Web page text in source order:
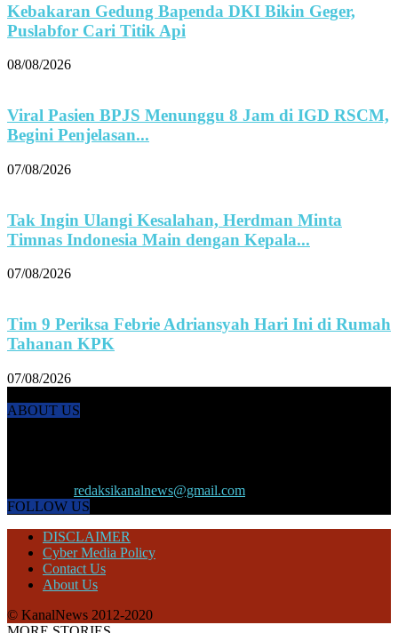
Kebakaran Gedung Bapenda DKI Bikin Geger,
Puslabfor Cari Titik Api
08/08/2026
Viral Pasien BPJS Menunggu 8 Jam di IGD RSCM,
Begini Penjelasan...
07/08/2026
Tak Ingin Ulangi Kesalahan, Herdman Minta
Timnas Indonesia Main dengan Kepala...
07/08/2026
Tim 9 Periksa Febrie Adriansyah Hari Ini di Rumah
Tahanan KPK
07/08/2026
ABOUT US
redaksikanalnews@gmail.com
FOLLOW US
DISCLAIMER
Cyber Media Policy
Contact Us
About Us
© KanalNews 2012-2020